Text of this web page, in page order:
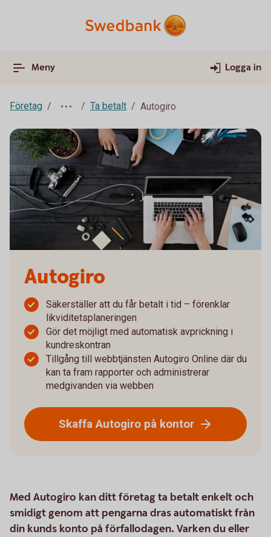
Meny Logga in
Företag Ta betalt Autogiro
Autogiro
Säkerställer att du får betalt i tid – förenklar
likviditetsplaneringen
Gör det möjligt med automatisk avprickning i
kundreskontran
Tillgång till webbtjänsten Autogiro Online där du
kan ta fram rapporter och administrerar
medgivanden via webben
Skaffa Autogiro på kontor
Med Autogiro kan ditt företag ta betalt enkelt och
smidigt genom att pengarna dras automatiskt från
din kunds konto på förfallodagen. Varken du eller